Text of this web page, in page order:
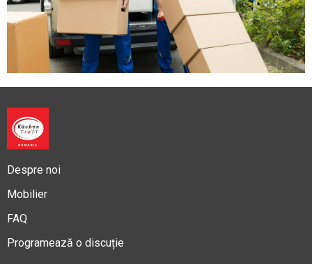
Despre noi
Mobilier
FAQ
Programează o discuție